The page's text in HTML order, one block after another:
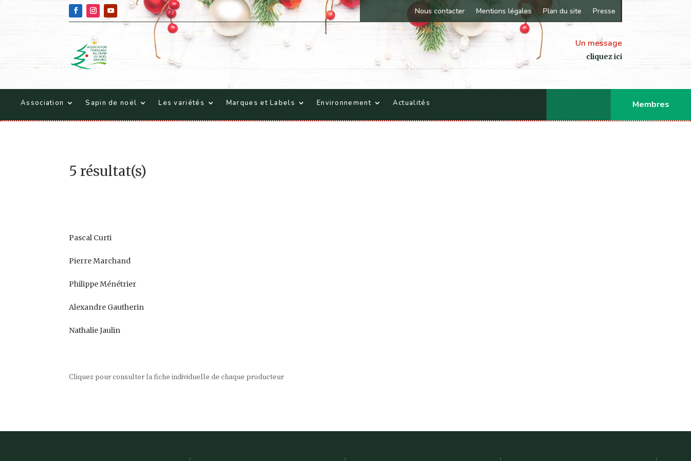
Nous contacter Mentions légales Plan du site Presse
Un message
cliquez ici
Association Sapin de noël Les variétés Marques et Labels Environnement Actualités Membres
5 résultat(s)
Pascal Curti
Pierre Marchand
Philippe Ménétrier
Alexandre Gautherin
Nathalie Jaulin
Cliquez pour consulter la fiche individuelle de chaque producteur